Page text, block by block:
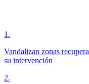
1 .
Vandalizan zonas
su intervención
2.